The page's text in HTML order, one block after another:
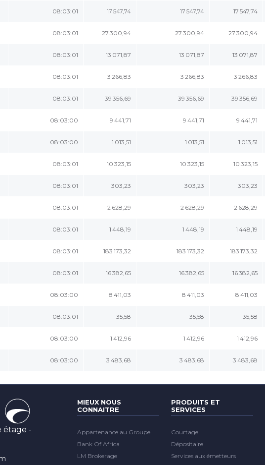
08:03:01 17 547,74 17 547,74 17 547,74
08:03:01 27 300,94 27 300,94 27 300,94
08:03:01 13 071,87 13 071,87 13 071,87
08:03:01 3 266,83 3 266,83 3 266,83
08:03:01 39 356,69 39 356,69 39 356,69
08:03:00 9 441,71 9 441,71 9 441,71
08:03:00 1 013,51 1 013,51 1 013,51
08:03:01 10 323,15 10 323,15 10 323,15
08:03:01 303,23 303,23 303,23
08:03:01 2 628,29 2 628,29 2 628,29
08:03:01 1 448,19 1 448,19 1 448,19
08:03:01 183 173,32 183 173,32 183 173,32
08:03:01 16 382,65 16 382,65 16 382,65
08:03:00 8 411,03 8 411,03 8 411,03
08:03:01 35,58 35,58 35,58
08:03:00 1 412,96 1 412,96 1 412,96
08:03:00 3 483,68 3 483,68 3 483,68
étage -
MIEUX NOUS
CONNAITRE
Appartenance au Groupe
Bank Of Africa
LM Brokerage
PRODUITS ET
SERVICES
Courtage
Dépositaire
Services aux émetteurs